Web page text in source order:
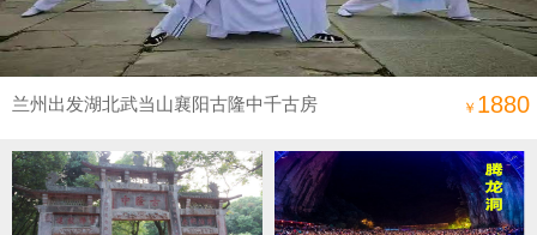
兰州出发湖北武当山襄阳古隆中千古房
略
￥ 1880